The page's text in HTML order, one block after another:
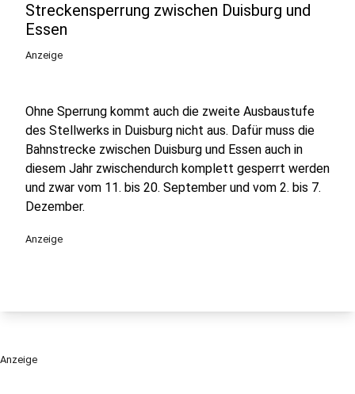
Streckensperrung zwischen Duisburg und
Essen
Anzeige
Ohne Sperrung kommt auch die zweite Ausbaustufe
des Stellwerks in Duisburg nicht aus. Dafür muss die
Bahnstrecke zwischen Duisburg und Essen auch in
diesem Jahr zwischendurch komplett gesperrt werden
und zwar vom 11. bis 20. September und vom 2. bis 7.
Dezember.
Anzeige
Anzeige